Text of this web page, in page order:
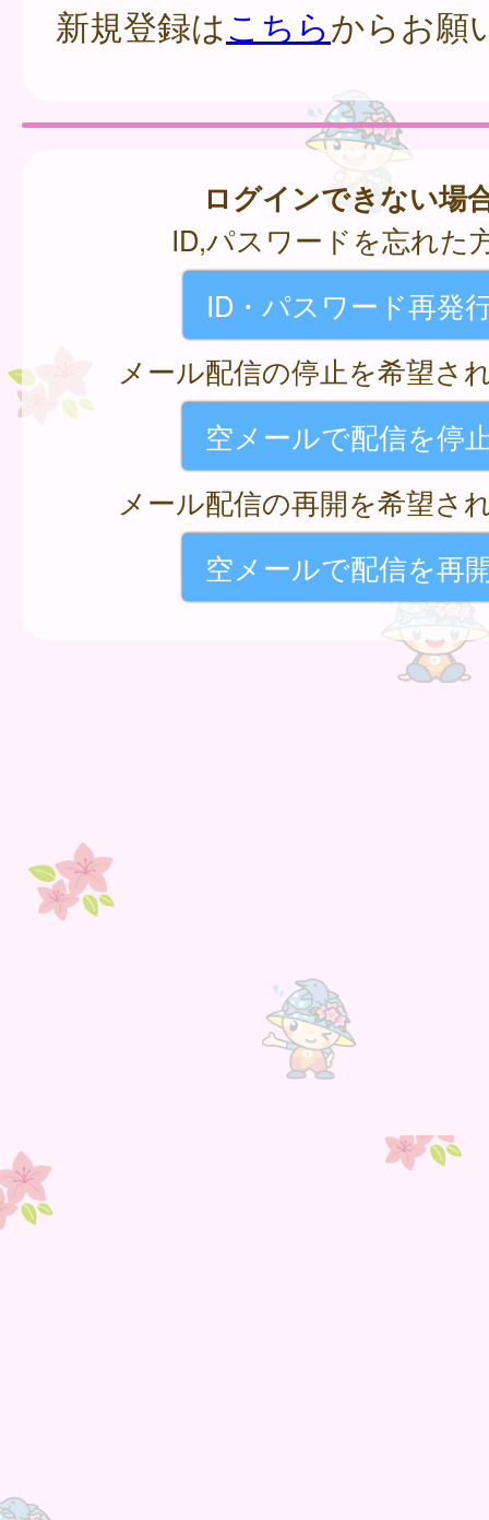
新規登録はこちらからお願
ログインできない場
ID,パスワードを忘れた
ID・パスワード再発
メール配信の停止を希望さ
空メールで配信を停
メール配信の再開を希望さ
空メールで配信を再